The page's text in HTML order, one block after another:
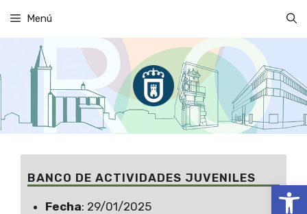
Abrir
contenido
Menú
BANCO DE ACTIVIDADES JUVENILES
Fecha: 29/01/2025